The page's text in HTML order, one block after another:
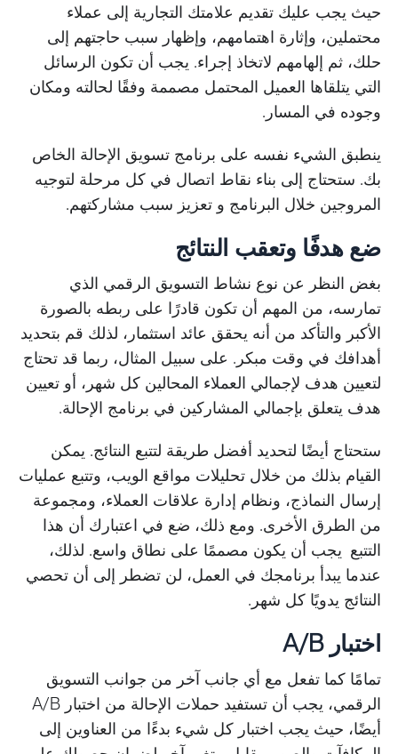
حيث يجب عليك تقديم علامتك التجارية إلى عملاء
محتملين، وإثارة اهتمامهم، وإظهار سبب حاجتهم إلى
حلك، ثم إلهامهم لاتخاذ إجراء. يجب أن تكون الرسائل
التي يتلقاها العميل المحتمل مصممة وفقًا لحالته ومكان
وجوده في المسار.
ينطبق الشيء نفسه على برنامج تسويق الإحالة الخاص
بك. ستحتاج إلى بناء نقاط اتصال في كل مرحلة لتوجيه
المروجين خلال البرنامج و تعزيز سبب مشاركتهم.
ضع هدفًا وتعقب النتائج
بغض النظر عن نوع نشاط التسويق الرقمي الذي
تمارسه، من المهم أن تكون قادرًا على ربطه بالصورة
الأكبر والتأكد من أنه يحقق عائد استثمار، لذلك قم بتحديد
أهدافك في وقت مبكر. على سبيل المثال، ربما قد تحتاج
لتعيين هدف لإجمالي العملاء المحالين كل شهر، أو تعيين
هدف يتعلق بإجمالي المشاركين في برنامج الإحالة.
ستحتاج أيضًا لتحديد أفضل طريقة لتتبع النتائج. يمكن
القيام بذلك من خلال تحليلات مواقع الويب، وتتبع عمليات
إرسال النماذج، ونظام إدارة علاقات العملاء، ومجموعة
من الطرق الأخرى. ومع ذلك، ضع في اعتبارك أن هذا
التتبع يجب أن يكون مصممًا على نطاق واسع. لذلك،
عندما يبدأ برنامجك في العمل، لن تضطر إلى أن تحصي
النتائج يدويًا كل شهر.
اختبار A/B
تمامًا كما تفعل مع أي جانب آخر من جوانب التسويق
الرقمي، يجب أن تستفيد حملات الإحالة من اختبار A/B
أيضًا، حيث يجب اختبار كل شيء بدءًا من العناوين إلى